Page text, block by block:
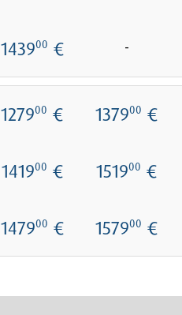
143900 € -
127900 € 137900 €
141900 € 151900 €
147900 € 157900 €